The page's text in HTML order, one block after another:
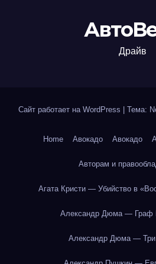
Драйв
Сайт работает на WordPress Тема:
Home Авокадо Авокадо
Авторам и
Агата Кристи — Убийство в
Александр Дюма — Граф
Александр Дюма — Три